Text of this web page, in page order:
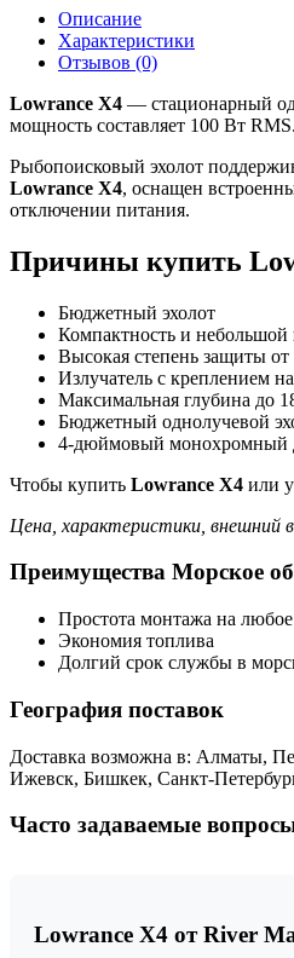
Описание
Характеристики
Отзывов (0)
Lowrance X4 — стационарный
мощность составляет 100 Вт
Рыбопоисковый эхолот
Lowrance X4, оснащен
отключении питания.
Причины купить
Бюджетный эхолот
Компактность и небольшой
Высокая степень защиты
Излучатель с креплением
Максимальная глубина до
Бюджетный однолучевой
4-дюймовый монохромный
Чтобы купить Lowrance X4 или
Цена, характеристики, внешний
Преимущества Морское
Простота монтажа на
Экономия топлива
Долгий срок службы в
География поставок
Доставка возможна в: Алматы,
Ижевск, Бишкек, Санкт-
Часто задаваемые
Lowrance X4 от River